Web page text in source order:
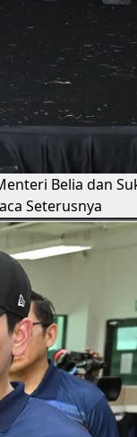
Belia dan
Seterusnya